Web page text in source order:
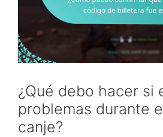
¿Qué debo hacer si
problemas durante
canje?